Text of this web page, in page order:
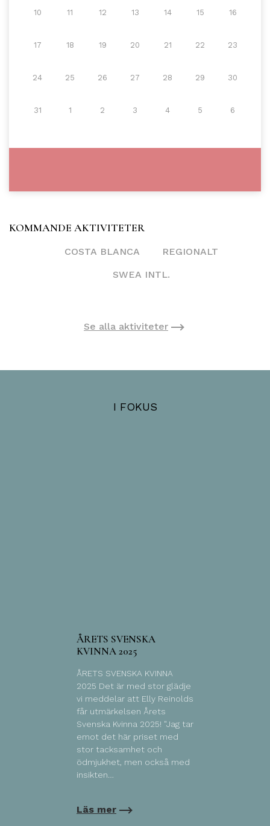
10 11 12 13 14 15 16
17 18 19 20 21 22 23
24 25 26 27 28 29 30
31 1 2 3 4 5 6
KOMMANDE AKTIVITETER
COSTA BLANCA
REGIONALT
SWEA INTL.
Se alla aktiviteter
I FOKUS
ÅRETS SVENSKA
KVINNA 2025
ÅRETS SVENSKA KVINNA
2025 Det är med stor glädje
vi meddelar att Elly Reinolds
får utmärkelsen Årets
Svenska Kvinna 2025! "Jag tar
emot det här priset med
stor tacksamhet och
ödmjukhet, men också med
insikten…
Läs mer